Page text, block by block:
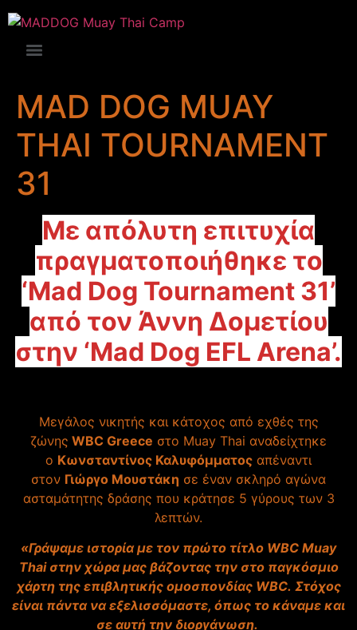
MAD DOG MUAY
THAI TOURNAMENT
31
Με απόλυτη επιτυχία
πραγματοποιήθηκε το
‘Mad Dog Tournament 31’
από τον Άννη Δομετίου
στην ‘Mad Dog EFL Arena’.
Μεγάλος νικητής και κάτοχος από εχθές της
ζώνης WBC Greece στο Muay Thai αναδείχτηκε
ο Κωνσταντίνος Καλυφόμματος απέναντι
στον Γιώργο Μουστάκη σε έναν σκληρό αγώνα
ασταμάτητης δράσης που κράτησε 5 γύρους των 3
λεπτών.
«Γράψαμε ιστορία με τον πρώτο τίτλο WBC Muay
Thai στην χώρα μας βάζοντας την στο παγκόσμιο
χάρτη της επιβλητικής ομοσπονδίας WBC. Στόχος
είναι πάντα να εξελισσόμαστε, όπως το κάναμε και
σε αυτή την διοργάνωση.